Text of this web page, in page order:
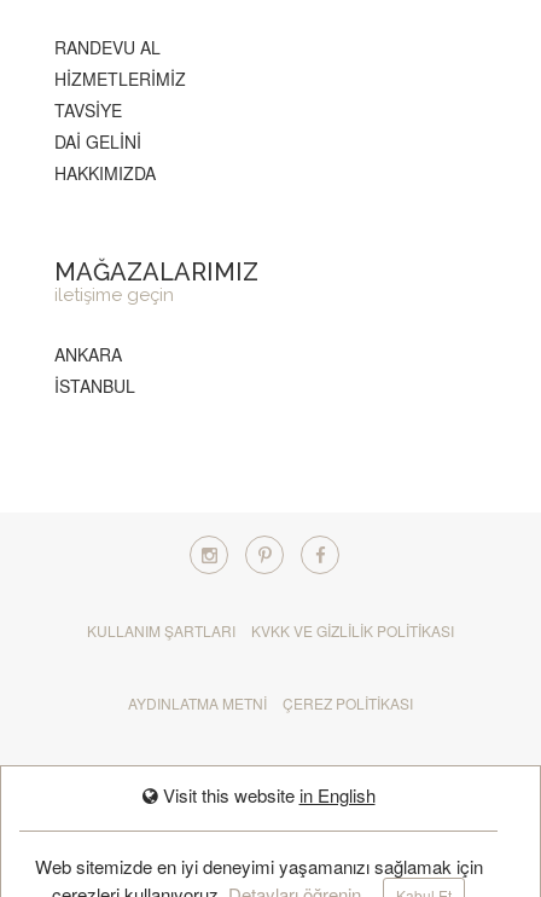
RANDEVU AL
HİZMETLERİMİZ
TAVSİYE
DAİ GELİNİ
HAKKIMIZDA
MAĞAZALARIMIZ
iletişime geçin
ANKARA
İSTANBUL
KULLANIM ŞARTLARI KVKK VE GIZLILIK POLITIKASI
AYDINLATMA METNI ÇEREZ POLITIKASI
Visit this website in English
Web sitemizde en iyi deneyimi yaşamanızı sağlamak için